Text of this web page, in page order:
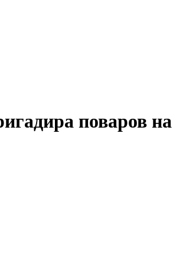
поваров